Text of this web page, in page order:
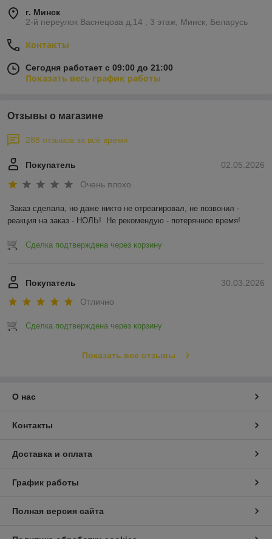
г. Минск
2-й переулок Васнецова д.14 , 3 этаж, Минск, Беларусь
Контакты
Сегодня работает с 09:00 до 21:00
Показать весь график работы
Отзывы о магазине
288 отзывов за всё время
02.05.2026
Покупатель
Очень плохо
Заказ сделала, но даже никто не отреагировал, не позвонил -
реакция на заказ - НОЛЬ!  Не рекомендую - потерянное время!
Сделка подтверждена через корзину
30.03.2026
Покупатель
Отлично
Сделка подтверждена через корзину
Показать все отзывы
О нас
Контакты
Доставка и оплата
График работы
Полная версия сайта